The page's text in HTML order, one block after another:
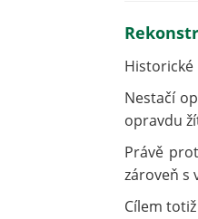
Historické
Nestačí
opravdu
Právě
zároveň s
Cílem